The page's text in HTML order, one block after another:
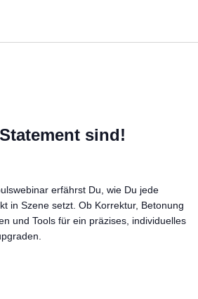
sind!
erfährst Du, wie Du jede
in Szene setzt. Ob Korrektur, Betonung
und Tools für ein präzises, individuelles